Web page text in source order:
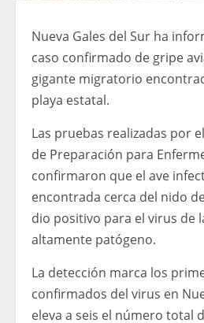
Nueva Gales del Sur ha
caso confirmado de gripe
gigante migratorio
playa estatal.
Las pruebas realizadas por
de Preparación para
confirmaron que el ave
encontrada cerca del nido
dio positivo para el virus de
altamente patógeno.
La detección marca los
confirmados del virus en
eleva a seis el número total